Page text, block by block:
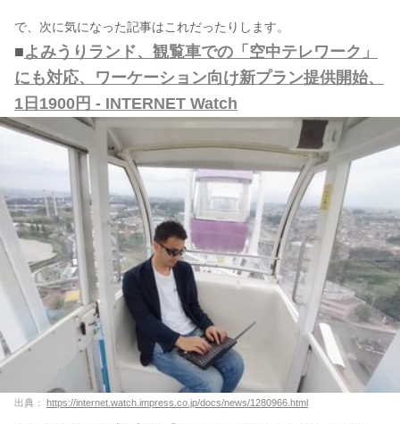
で、次に気になった記事はこれだったりします。
■よみうりランド、観覧車での「空中テレワーク」
にも対応、ワーケーション向け新プラン提供開始、
1日1900円 - INTERNET Watch
出典： https://internet.watch.impress.co.jp/docs/news/1280966.html